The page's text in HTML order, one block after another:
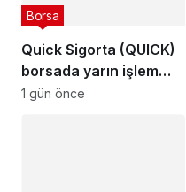
Quick Sigorta (QUICK)
borsada yarın işlem
görmeye başlayacak
Borsa
1 gün önce